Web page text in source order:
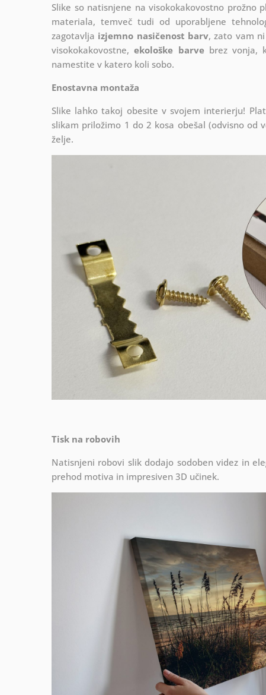
Slike so natisnjene na visokokakovostno prožno
materiala, temveč tudi od uporabljene
zagotavlja izjemno nasičenost barv, zato vam
visokokakovostne,ekološke barvebrez vonja,
namestite v katero koli sobo.
Enostavna montaža
Slike lahko takoj obesite v svojem interierju!
slikam priložimo 1 do 2 kosa obešal (odvisno
želje.
Tisk na robovih
Natisnjeni robovi slik dodajo sodoben videz in
prehod motiva in impresiven 3D učinek.